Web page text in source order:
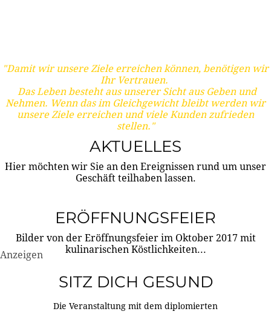
"Damit wir unsere Ziele erreichen können, benötigen wir
Ihr Vertrauen.
Das Leben besteht aus unserer Sicht aus Geben und
Nehmen. Wenn das im Gleichgewicht bleibt werden wir
unsere Ziele erreichen und viele Kunden zufrieden
stellen."
AKTUELLES
Hier möchten wir Sie an den Ereignissen rund um unser
Geschäft teilhaben lassen.
ERÖFFNUNGSFEIER
Bilder von der Eröffnungsfeier im Oktober 2017 mit
kulinarischen Köstlichkeiten...
Anzeigen
SITZ DICH GESUND
Die Veranstaltung mit dem diplomierten